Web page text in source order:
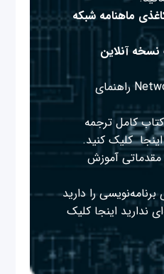
ماهنامه شبکه
آنلاین
+Network راهنمای
کتاب کامل ترجمه
اینجا کلیک کنید.
مقدماتی آموزش
را دارید
نداریداینجا کلیک